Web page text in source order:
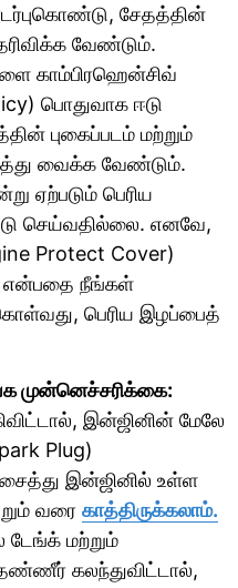
சேதத்தின்
வேண்டும்.
காம்பிரஹென்சிவ்
பொதுவாக ஈடு
புகைப்படம் மற்றும்
வைக்க வேண்டும்.
ஏற்படும் பெரிய
செய்வதில்லை. எனவே,
Protect Cover)
என்பதை நீங்கள்
பெரிய இழப்பைத்
முன்னெச்சரிக்கை:
இன்ஜினின் மேலே
Plug)
இன்ஜினில் உள்ள
வரை காத்திருக்கலாம்.
டேங்க் மற்றும்
தண்ணீர் கலந்துவிட்டால்,